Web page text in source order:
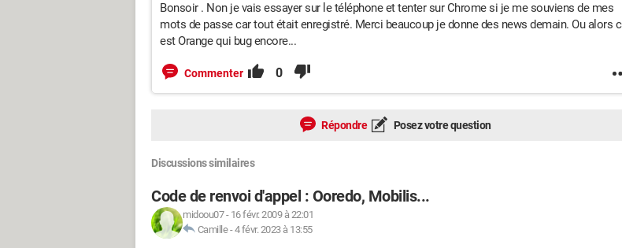
Bonsoir . Non je vais essayer sur le téléphone et tenter sur Chrome si je me souviens de mes
mots de passe car tout était enregistré. Merci beaucoup je donne des news demain. Ou alors c
est Orange qui bug encore...
Commenter 0
Répondre Posez votre question
Discussions similaires
Code de renvoi d'appel : Ooredo, Mobilis...
midoou07- 16 févr. 2009 à 22:01
Camille-4 févr. 2023 à 13:55